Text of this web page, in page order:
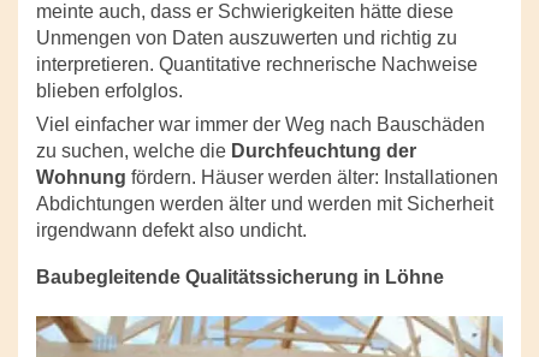
meinte auch, dass er Schwierigkeiten hätte diese
Unmengen von Daten auszuwerten und richtig zu
interpretieren. Quantitative rechnerische Nachweise
blieben erfolglos.
Viel einfacher war immer der Weg nach Bauschäden
zu suchen, welche die Durchfeuchtung der
Wohnung fördern. Häuser werden älter: Installationen
Abdichtungen werden älter und werden mit Sicherheit
irgendwann defekt also undicht.
Baubegleitende Qualitätssicherung in Löhne